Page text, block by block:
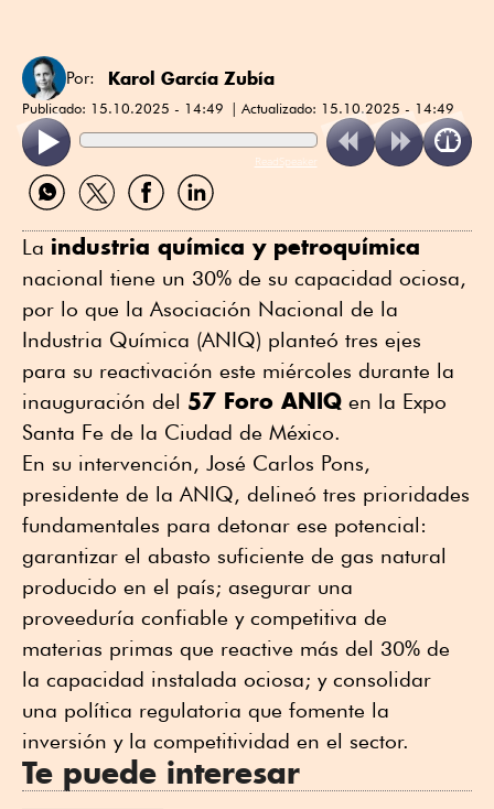
Por: Karol García Zubía
Publicado: 15.10.2025 - 14:49 Actualizado: 15.10.2025 - 14:49
ReadSpeaker
Compartir
por
Compartir
por
Compartir
por
Compartir
por
La industria química y petroquímica
nacional tiene un 30% de su capacidad ociosa,
por lo que la Asociación Nacional de la
Industria Química (ANIQ) planteó tres ejes
para su reactivación este miércoles durante la
inauguración del 57 Foro ANIQ en la Expo
Santa Fe de la Ciudad de México.
En su intervención, José Carlos Pons,
presidente de la ANIQ, delineó tres prioridades
fundamentales para detonar ese potencial:
garantizar el abasto suficiente de gas natural
producido en el país; asegurar una
proveeduría confiable y competitiva de
materias primas que reactive más del 30% de
la capacidad instalada ociosa; y consolidar
una política regulatoria que fomente la
inversión y la competitividad en el sector.
Te puede interesar